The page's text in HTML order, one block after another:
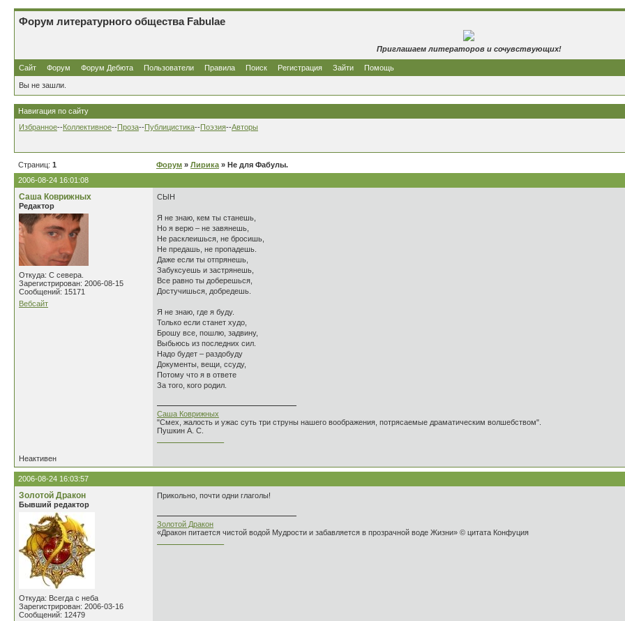
Форум литературного общества Fabulae
Приглашаем литераторов и сочувствующих!
Сайт Форум Форум Дебюта Пользователи Правила Поиск Регистрация Зайти Помощь
Вы не зашли.
Навигация по сайту
Избранное--Коллективное--Проза--Публицистика--Поэзия--Авторы
Страниц: 1 Форум » Лирика » Не для Фабулы.
2006-08-24 16:01:08
Саша Коврижных
Редактор
Откуда: С севера.
Зарегистрирован: 2006-08-15
Сообщений: 15171
Вебсайт
СЫН
Я не знаю, кем ты станешь,
Но я верю – не завянешь,
Не расклеишься, не бросишь,
Не предашь, не пропадешь.
Даже если ты отпрянешь,
Забуксуешь и застрянешь,
Все равно ты доберешься,
Достучишься, добредешь.
Я не знаю, где я буду.
Только если станет худо,
Брошу все, пошлю, задвину,
Выбьюсь из последних сил.
Надо будет – раздобуду
Документы, вещи, ссуду,
Потому что я в ответе
За того, кого родил.
Саша Коврижных
"Смех, жалость и ужас суть три струны нашего воображения, потрясаемые драматическим волшебством".
Пушкин А. С.
Неактивен
2006-08-24 16:03:57
Золотой Дракон
Бывший редактор
Откуда: Всегда с неба
Зарегистрирован: 2006-03-16
Сообщений: 12479
Прикольно, почти одни глаголы!
Золотой Дракон
«Дракон питается чистой водой Мудрости и забавляется в прозрачной воде Жизни» © цитата Конфуция